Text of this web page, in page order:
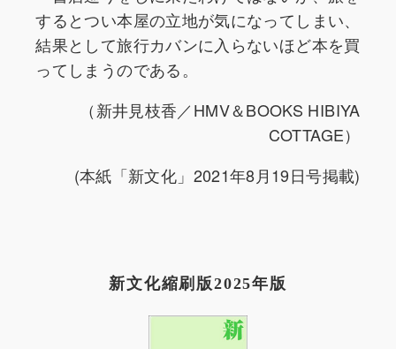
するとつい本屋の立地が気になってしまい、
結果として旅行カバンに入らないほど本を買
ってしまうのである。
（新井見枝香／HMV＆BOOKS HIBIYA
COTTAGE）
(本紙「新文化」2021年8月19日号掲載)
新文化縮刷版2025年版